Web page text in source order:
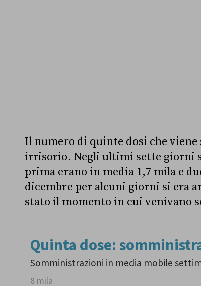
Il numero di quinte dosi che
irrisorio. Negli ultimi sette giorni
prima erano in media 1,7 mila e
dicembre per alcuni giorni si era
stato il momento in cui venivano